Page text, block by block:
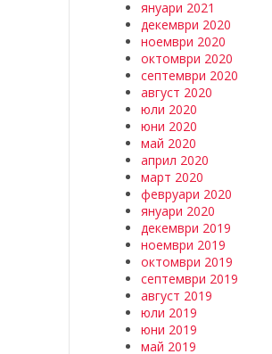
януари 2021
декември 2020
ноември 2020
октомври 2020
септември 2020
август 2020
юли 2020
юни 2020
май 2020
април 2020
март 2020
февруари 2020
януари 2020
декември 2019
ноември 2019
октомври 2019
септември 2019
август 2019
юли 2019
юни 2019
май 2019